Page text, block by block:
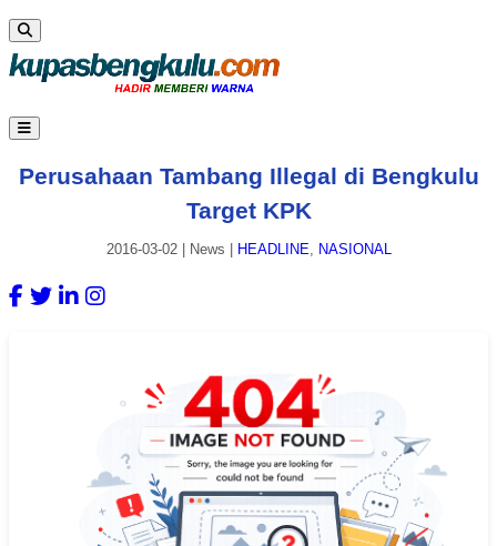
Perusahaan Tambang Illegal di Bengkulu
Target KPK
2016-03-02| News HEADLINE, NASIONAL